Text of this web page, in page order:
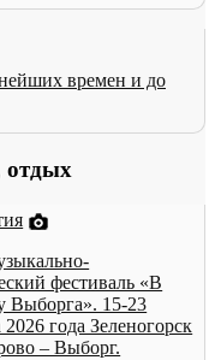
времен и до
отдых
фестиваль «В
Выборга». 15-23
2026 года Зеленогорск
– Выборг.